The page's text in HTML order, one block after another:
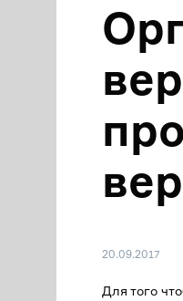
20.09.2017
Для того